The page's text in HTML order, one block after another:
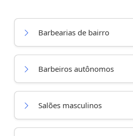
Barbearias de bairro
Barbeiros autônomos
Salões masculinos